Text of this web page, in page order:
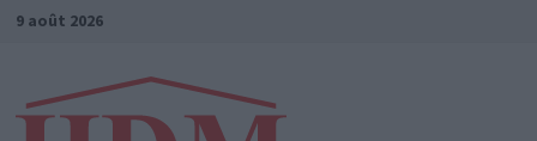
Passer
9 août 2026